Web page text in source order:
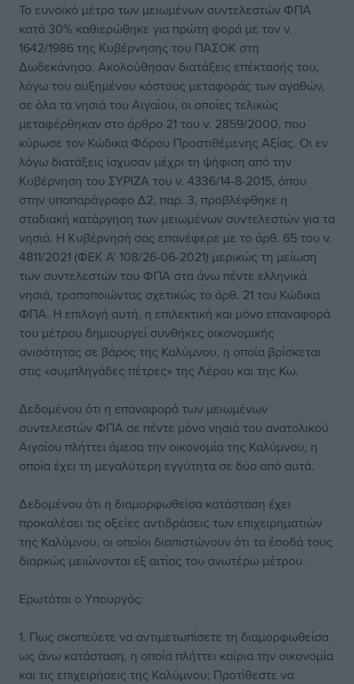
Το ευνοϊκό μέτρο των μειωμένων συντελεστών ΦΠΑ
κατά 30% καθιερώθηκε για πρώτη φορά με τον ν.
1642/1986 της Κυβέρνησης του ΠΑΣΟΚ στη
Δωδεκάνησο. Ακολούθησαν διατάξεις επέκτασής του,
λόγω του αυξημένου κόστους μεταφοράς των αγαθών,
σε όλα τα νησιά του Αιγαίου, οι οποίες τελικώς
μεταφέρθηκαν στο άρθρο 21 του ν. 2859/2000, που
κύρωσε τον Κώδικα Φόρου Προστιθέμενης Αξίας. Οι εν
λόγω διατάξεις ίσχυσαν μέχρι τη ψήφιση από την
Κυβέρνηση του ΣΥΡΙΖΑ του ν. 4336/14-8-2015, όπου
στην υποπαράγραφο Δ2, παρ. 3, προβλέφθηκε η
σταδιακή κατάργηση των μειωμένων συντελεστών για τα
νησιά. Η Κυβέρνησή σας επανέφερε με το άρθ. 65 του ν.
4811/2021 (ΦΕΚ Α’ 108/26-06-2021) μερικώς τη μείωση
των συντελεστών του ΦΠΑ στα άνω πέντε ελληνικά
νησιά, τροποποιώντας σχετικώς το άρθ. 21 του Κώδικα
ΦΠΑ. Η επιλογή αυτή, η επιλεκτική και μόνο επαναφορά
του μέτρου δημιουργεί συνθήκες οικονομικής
ανισότητας σε βάρος της Καλύμνου, η οποία βρίσκεται
στις «συμπληγάδες πέτρες» της Λέρου και της Κω.
Δεδομένου ότι η επαναφορά των μειωμένων
συντελεστών ΦΠΑ σε πέντε μόνο νησιά του ανατολικού
Αιγαίου πλήττει άμεσα την οικονομία της Καλύμνου, η
οποία έχει τη μεγαλύτερη εγγύτητα σε δύο από αυτά.
Δεδομένου ότι η διαμορφωθείσα κατάσταση έχει
προκαλέσει τις οξείες αντιδράσεις των επιχειρηματιών
της Καλύμνου, οι οποίοι διαπιστώνουν ότι τα έσοδά τους
διαρκώς μειώνονται εξ αιτίας του ανωτέρω μέτρου.
Ερωτάται ο Υπουργός:
1. Πως σκοπεύετε να αντιμετωπίσετε τη διαμορφωθείσα
ως άνω κατάσταση, η οποία πλήττει καίρια την οικονομία
και τις επιχειρήσεις της Καλύμνου; Προτίθεστε να